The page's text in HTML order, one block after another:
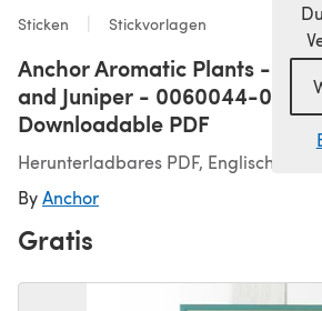
Sticken Stickvorlagen
Anchor Aromatic Plants -
and Juniper - 0060044-
Downloadable PDF
Herunterladbares PDF, Englisch
ByAnchor
Gratis